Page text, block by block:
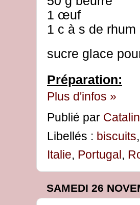
1 œuf
1 c à s de
sucre glace
Préparation:
Plus d'infos »
Publié par
Libellés : biscuits
Italie, Portugal ,
SAMEDI 26